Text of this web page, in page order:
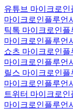
유튜브 마이크로
마이크로인플루
틱톡 마이크로인
마이크로인플루
쇼츠 마이크로인
마이크로인플루
릴스 마이크로인
마이크로인플루
트위터 마이크로
마이크로인플루